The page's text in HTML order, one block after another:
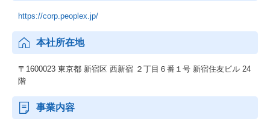
https://corp.peoplex.jp/
本社所在地
〒1600023 東京都 新宿区 西新宿 ２丁目６番１号 新宿住友ビル 24
階
事業内容